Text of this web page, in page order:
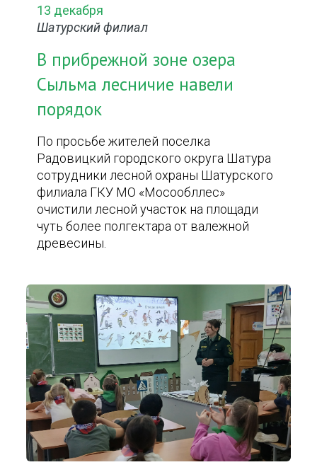
13 декабря
Шатурский филиал
В прибрежной зоне озера
Сыльма лесничие навели
порядок
По просьбе жителей поселка
Радовицкий городского округа Шатура
сотрудники лесной охраны Шатурского
филиала ГКУ МО «Мосообллес»
очистили лесной участок на площади
чуть более полгектара от валежной
древесины.